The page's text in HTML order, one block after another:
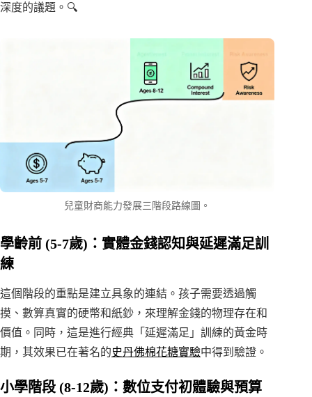
深度的議題。🔍
兒童財商能力發展三階段路線圖。
學齡前 (5-7歲)：實體金錢認知與延遲滿足訓
練
這個階段的重點是建立具象的連結。孩子需要透過觸
摸、數算真實的硬幣和紙鈔，來理解金錢的物理存在和
價值。同時，這是進行經典「延遲滿足」訓練的黃金時
期，其效果已在著名的史丹佛棉花糖實驗中得到驗證。
小學階段 (8-12歲)：數位支付初體驗與預算